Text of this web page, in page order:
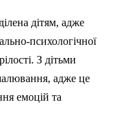
дітям, адже
психологічної
З дітьми
адже це
емоцій та